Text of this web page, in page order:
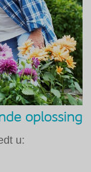
oplossing
u: